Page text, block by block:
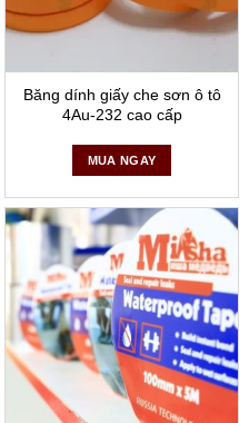
Băng dính giấy che sơn ô tô
4Au-232 cao cấp
MUA NGAY